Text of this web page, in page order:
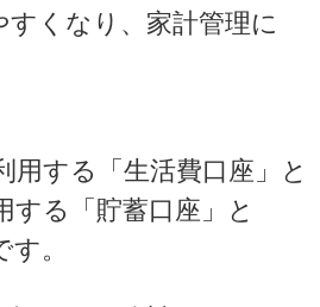
くなり、家計管理に
する「生活費口座」と
る「貯蓄口座」と
。